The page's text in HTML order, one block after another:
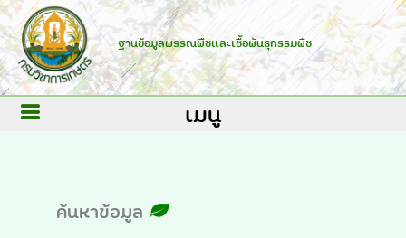
ฐานข้อมูลพรรณพืชและเชื้อพันธุกรรมพืช
เมนู
ค้นหาข้อมูล